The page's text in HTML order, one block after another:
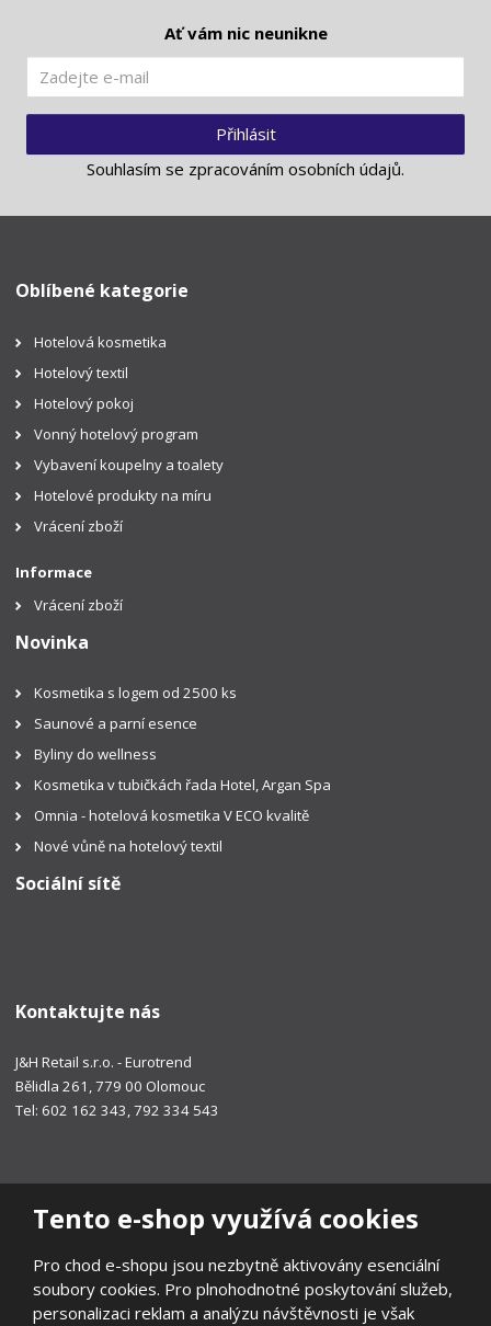
Tento e-shop využívá cookies
Pro chod e-shopu jsou nezbytně aktivovány esenciální
soubory cookies. Pro plnohodnotné poskytování služeb,
personalizaci reklam a analýzu návštěvnosti je však
Ať vám nic neunikne
Přihlásit
Souhlasím se zpracováním osobních údajů.
Oblíbené kategorie
Hotelová kosmetika
Hotelový textil
Hotelový pokoj
Vonný hotelový program
Vybavení koupelny a toalety
Hotelové produkty na míru
Vrácení zboží
Informace
Vrácení zboží
Novinka
Kosmetika s logem od 2500 ks
Saunové a parní esence
Byliny do wellness
Kosmetika v tubičkách řada Hotel, Argan Spa
Omnia - hotelová kosmetika V ECO kvalitě
Nové vůně na hotelový textil
Sociální sítě
Kontaktujte nás
J&H Retail s.r.o. - Eurotrend
Bělidla 261, 779 00 Olomouc
Tel: 602 162 343, 792 334 543